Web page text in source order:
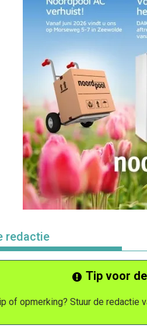
redactie
Tip voor
of opmerking? Stuur de redactie